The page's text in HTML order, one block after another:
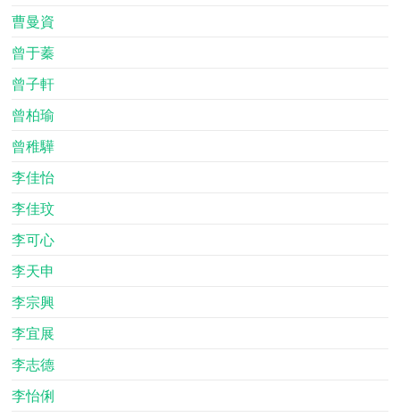
曹曼資
曾于蓁
曾子軒
曾柏瑜
曾稚驊
李佳怡
李佳玟
李可心
李天申
李宗興
李宜展
李志德
李怡俐